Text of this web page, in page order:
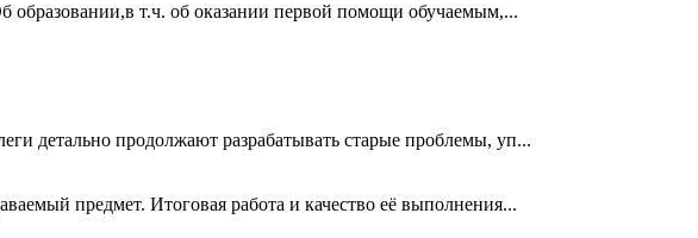
образовании,в т.ч. об оказании первой помощи обучаемым,...
детально продолжают разрабатывать старые проблемы, уп...
предмет. Итоговая работа и качество её выполнения...